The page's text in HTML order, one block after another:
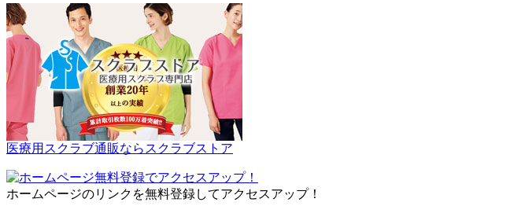
医療用スクラブ通販ならスクラブストア
ホームページのリンクを無料登録してアクセスアップ！